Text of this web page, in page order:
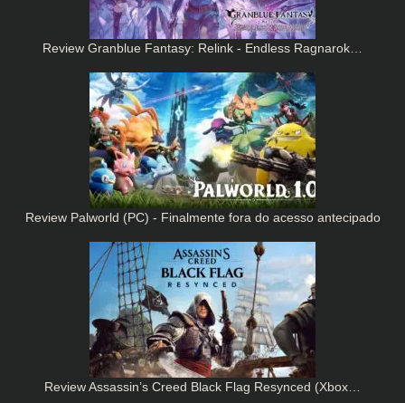
Review Granblue Fantasy: Relink - Endless Ragnarok…
Review Palworld (PC) - Finalmente fora do acesso antecipado
Review Assassin’s Creed Black Flag Resynced (Xbox…